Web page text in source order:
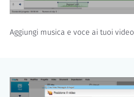
Aggiungi musica e voce ai tuoi video